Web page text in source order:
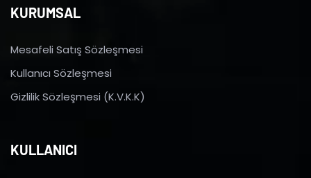
KURUMSAL
Mesafeli Satış Sözleşmesi
Kullanıcı Sözleşmesi
Gizlilik Sözleşmesi (K.V.K.K)
KULLANICI